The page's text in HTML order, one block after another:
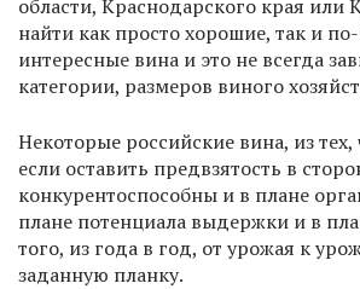
области, Краснодарского края
найти как просто хорошие, так и
интересные вина и это не всегда
категории, размеров виного
Некоторые российские вина, из тех,
если оставить предвзятость в
конкурентоспособны и в плане
плане потенциала выдержки и в
того, из года в год, от урожая к
заданную планку.